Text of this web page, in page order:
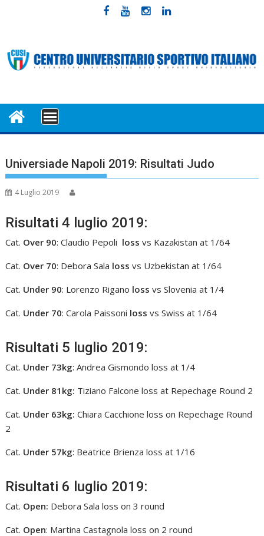
MENU
Universiade Napoli 2019: Risultati Judo
4 Luglio 2019
Risultati 4 luglio 2019:
Cat. Over 90: Claudio Pepoli loss vs Kazakistan at 1/64
Cat. Over 70: Debora Sala loss vs Uzbekistan at 1/64
Cat. Under 90: Lorenzo Rigano loss vs Slovenia at 1/4
Cat. Under 70: Carola Paissoni loss vs Swiss at 1/64
Risultati 5 luglio 2019:
Cat. Under 73kg: Andrea Gismondo loss at 1/4
Cat. Under 81kg: Tiziano Falcone loss at Repechage Round 2
Cat. Under 63kg: Chiara Cacchione loss on Repechage Round
2
Cat. Under 57kg: Beatrice Brienza loss at 1/16
Risultati 6 luglio 2019:
Cat. Open: Debora Sala loss on 3 round
Cat. Open: Martina Castagnola loss on 2 round